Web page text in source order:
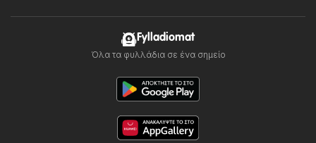
Fylladiomat
Όλα τα φυλλάδια σε ένα σημείο